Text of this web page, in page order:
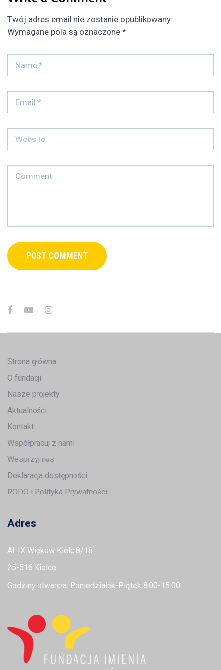
Twój adres email nie zostanie opublikowany.
Wymagane pola są oznaczone *
Strona główna
O fundacji
Nasze projekty
Aktualności
Kontakt
Współpracuj z nami
Wesprzyj nas
Deklaracja dostępności
RODO i Polityka Prywatności
Adres
Al. IX Wieków Kielc 8/18
25-516 Kielce
Godziny otwarcia: Poniedziałek-Piątek 8:00-15:00